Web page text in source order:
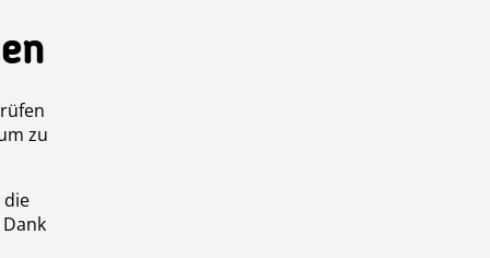
zu
die